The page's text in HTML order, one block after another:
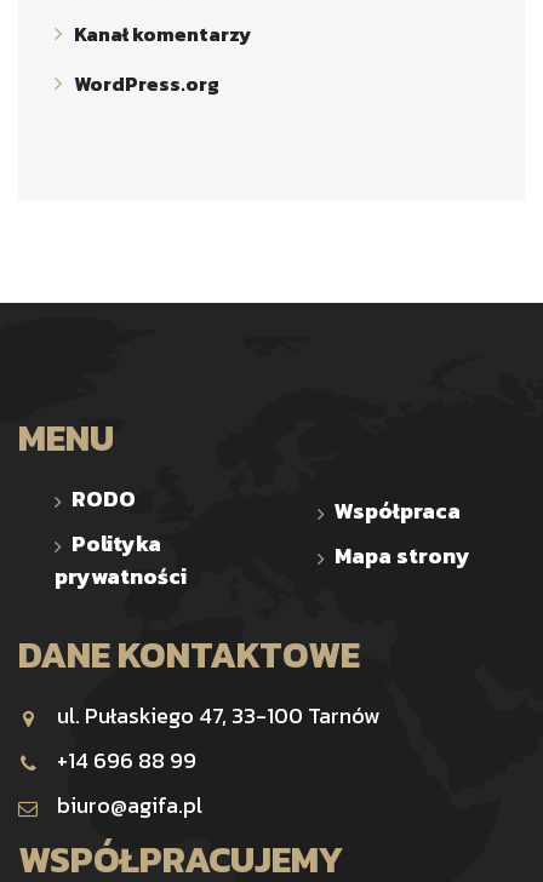
Kanał komentarzy
WordPress.org
MENU
RODO
Polityka
prywatności
Współpraca
Mapa strony
DANE KONTAKTOWE
ul. Pułaskiego 47, 33-100 Tarnów
+14 696 88 99
biuro@agifa.pl
WSPÓŁPRACUJEMY